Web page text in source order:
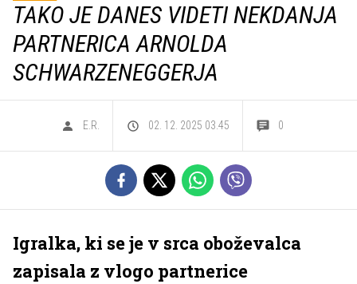
TAKO JE DANES VIDETI NEKDANJA
PARTNERICA ARNOLDA
SCHWARZENEGGERJA
E.R. 02. 12. 2025 03.45 0
Igralka, ki se je v srca oboževalca
zapisala z vlogo partnerice